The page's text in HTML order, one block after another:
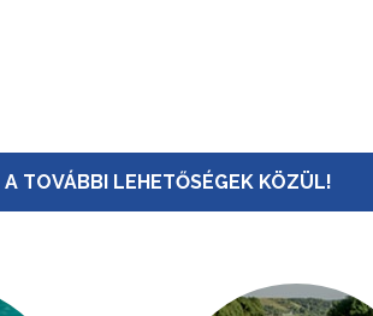
TOVÁBBI LEHETŐSÉGEK KÖZÜL!